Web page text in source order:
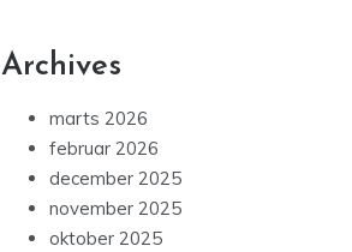
Archives
marts 2026
februar 2026
december 2025
november 2025
oktober 2025